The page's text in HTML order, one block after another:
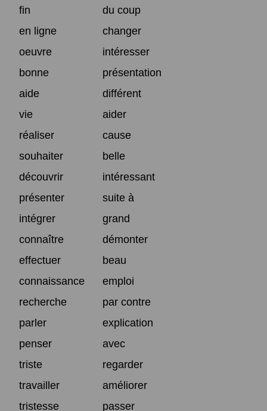
fin
du coup
en ligne
changer
oeuvre
intéresser
bonne
présentation
aide
différent
vie
aider
réaliser
cause
souhaiter
belle
découvrir
intéressant
présenter
suite à
intégrer
grand
connaître
démonter
effectuer
beau
connaissance
emploi
recherche
par contre
parler
explication
penser
avec
triste
regarder
travailler
améliorer
tristesse
passer